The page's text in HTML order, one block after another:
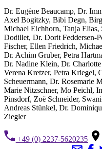
Dr. Eugène Beaucamp, Dr.
Axel Bogitzky, Bibi Degn,
Michael Eichhorn, Tanja
Dodillet, Dr. Dorit Feddersen-
Fischer, Ellen Friedrich,
Dr. Achim Gruber, Petra
Dr. Nadine Klein, Dr.
Verena Kretzer, Petra Kriegel,
Scheuermann, Dr. Rosemarie
Marie Nitzschner, Mo Peichl,
Pinsdorf, Zoë Schneider,
Andreas Stünkel, Dr.
Ziegler
+49 (0) 2237-5620235